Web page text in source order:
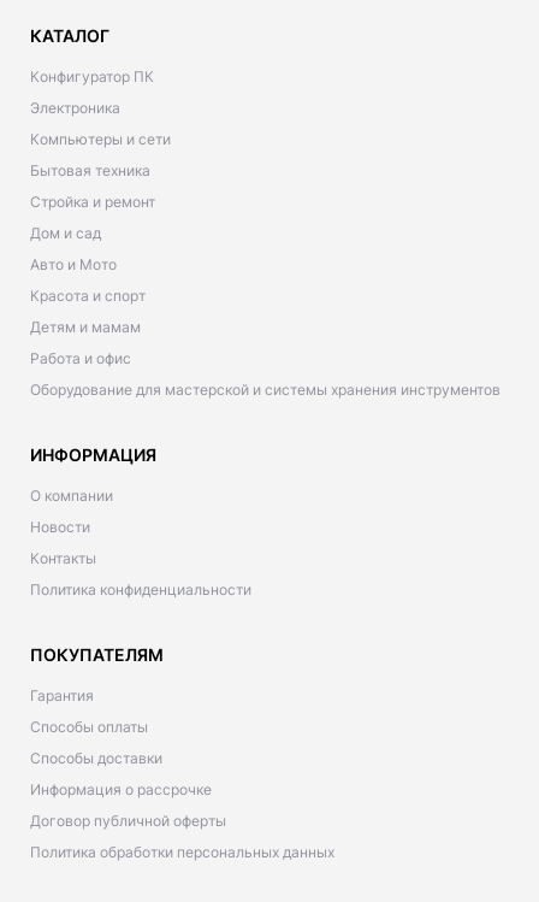
КАТАЛОГ
Конфигуратор ПК
Электроника
Компьютеры и сети
Бытовая техника
Стройка и ремонт
Дом и сад
Авто и Мото
Красота и спорт
Детям и мамам
Работа и офис
Оборудование для мастерской и системы хранения инструментов
ИНФОРМАЦИЯ
О компании
Новости
Контакты
Политика конфиденциальности
ПОКУПАТЕЛЯМ
Гарантия
Способы оплаты
Способы доставки
Информация о рассрочке
Договор публичной оферты
Политика обработки персональных данных